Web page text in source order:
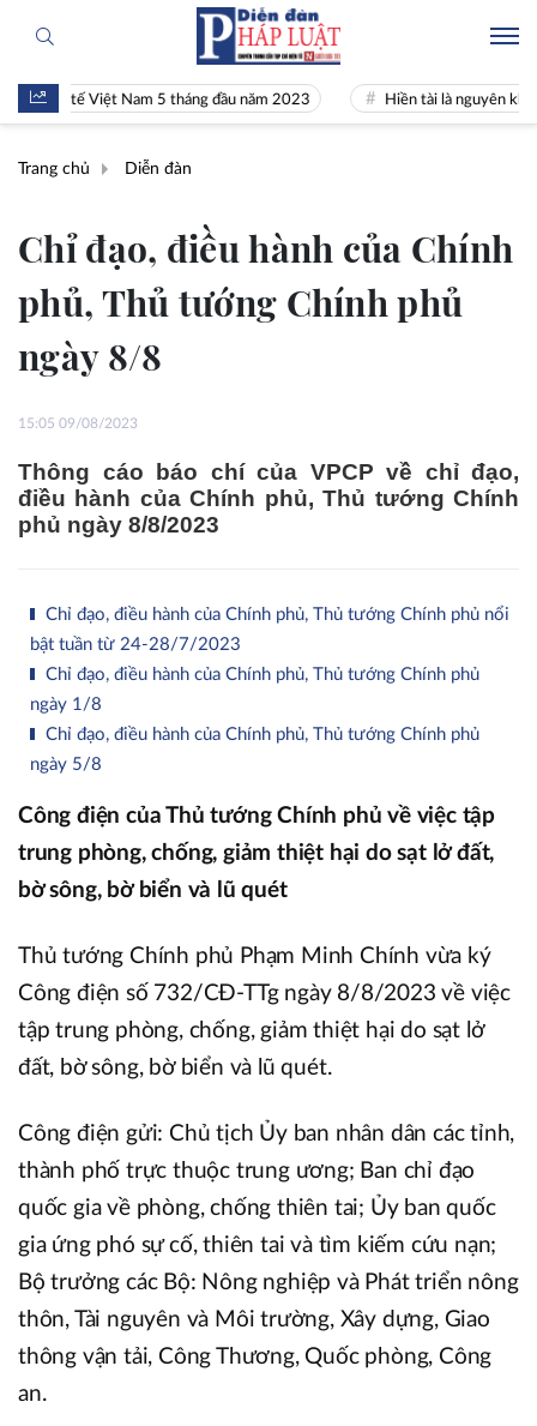
tế Việt Nam 5 tháng đầu năm 2023 Hiền tài là nguyên khí Quốc gia
Trang chủ Diễn đàn
Chỉ đạo, điều hành của Chính
phủ, Thủ tướng Chính phủ
ngày 8/8
15:05 09/08/2023
Thông cáo báo chí của VPCP về chỉ đạo,
điều hành của Chính phủ, Thủ tướng Chính
phủ ngày 8/8/2023
Chỉ đạo, điều hành của Chính phủ, Thủ tướng Chính phủ nổi
bật tuần từ 24-28/7/2023
Chỉ đạo, điều hành của Chính phủ, Thủ tướng Chính phủ
ngày 1/8
Chỉ đạo, điều hành của Chính phủ, Thủ tướng Chính phủ
ngày 5/8
Công điện của Thủ tướng Chính phủ về việc tập
trung phòng, chống, giảm thiệt hại do sạt lở đất,
bờ sông, bờ biển và lũ quét
Thủ tướng Chính phủ Phạm Minh Chính vừa ký
Công điện số 732/CĐ-TTg ngày 8/8/2023 về việc
tập trung phòng, chống, giảm thiệt hại do sạt lở
đất, bờ sông, bờ biển và lũ quét.
Công điện gửi: Chủ tịch Ủy ban nhân dân các tỉnh,
thành phố trực thuộc trung ương; Ban chỉ đạo
quốc gia về phòng, chống thiên tai; Ủy ban quốc
gia ứng phó sự cố, thiên tai và tìm kiếm cứu nạn;
Bộ trưởng các Bộ: Nông nghiệp và Phát triển nông
thôn, Tài nguyên và Môi trường, Xây dựng, Giao
thông vận tải, Công Thương, Quốc phòng, Công
an.